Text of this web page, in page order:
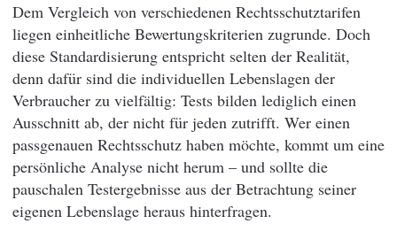
Dem Vergleich von verschiedenen Rechtsschutztarifen
liegen einheitliche Bewertungskriterien zugrunde. Doch
diese Standardisierung entspricht selten der Realität,
denn dafür sind die individuellen Lebenslagen der
Verbraucher zu vielfältig: Tests bilden lediglich einen
Ausschnitt ab, der nicht für jeden zutrifft. Wer einen
passgenauen Rechtsschutz haben möchte, kommt um eine
persönliche Analyse nicht herum – und sollte die
pauschalen Testergebnisse aus der Betrachtung seiner
eigenen Lebenslage heraus hinterfragen.